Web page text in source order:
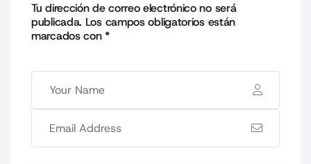
Tu dirección de correo electrónico no será
publicada. Los campos obligatorios están
marcados con*